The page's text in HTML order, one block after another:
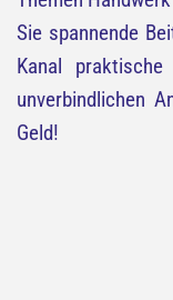
Sie spannende
Kanal
unverbindlichen
Geld!